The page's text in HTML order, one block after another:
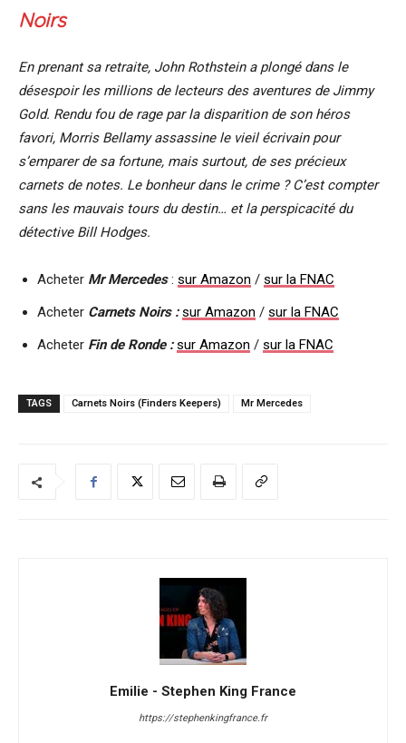
Noirs
En prenant sa retraite, John Rothstein a plongé dans le
désespoir les millions de lecteurs des aventures de Jimmy
Gold. Rendu fou de rage par la disparition de son héros
favori, Morris Bellamy assassine le vieil écrivain pour
s’emparer de sa fortune, mais surtout, de ses précieux
carnets de notes. Le bonheur dans le crime ? C’est compter
sans les mauvais tours du destin… et la perspicacité du
détective Bill Hodges.
Acheter Mr Mercedes: sur Amazon / sur la FNAC
Acheter Carnets Noirs :sur Amazon / sur la FNAC
Acheter Fin de Ronde :sur Amazon / sur la FNAC
TAGS Carnets Noirs (Finders Keepers) Mr Mercedes
Emilie - Stephen King France
https://stephenkingfrance.fr